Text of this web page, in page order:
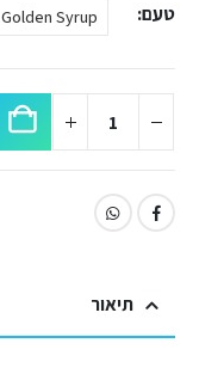
טעם Golden Syrup
תיאור